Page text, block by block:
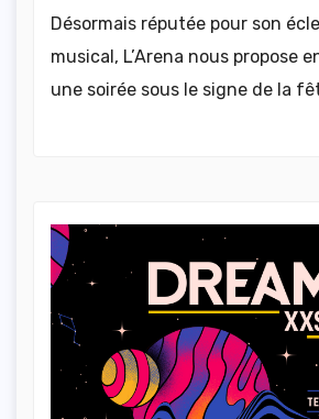
Désormais réputée pour son
musical, L’Arena nous propose
une soirée sous le signe de la